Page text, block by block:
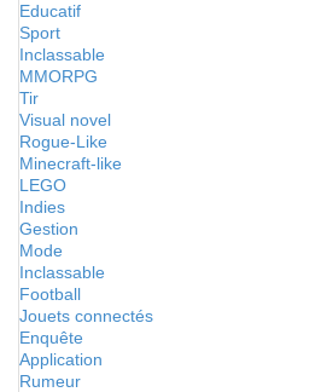
Educatif
Sport
Inclassable
MMORPG
Tir
Visual novel
Rogue-Like
Minecraft-like
LEGO
Indies
Gestion
Mode
Inclassable
Football
Jouets connectés
Enquête
Application
Rumeur